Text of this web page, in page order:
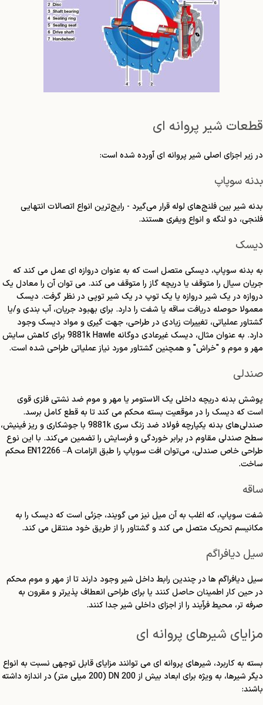
قطعات شیر ​​پروانه ای
در زیر اجزای اصلی شیر پروانه ای آورده شده است:
بدنه سوپاپ
بدنه شیر بین فلنج‌های لوله قرار می‌گیرد - رایج‌ترین انواع اتصالات انتهایی
فلنجی، دو لنگه و انواع ویفری هستند.
دیسک
به بدنه سوپاپ، دیسکی متصل است که به عنوان دروازه ای عمل می کند که
جریان سیال را متوقف یا دریچه گاز را متوقف می کند. می توان آن را معادل یک
دروازه در یک شیر دروازه یا یک توپ در یک شیر توپی در نظر گرفت. دیسک
معمولا حوصله دریافت ساقه یا شفت را دارد. برای بهبود جریان، آب بندی و/یا
گشتاور عملیاتی، تغییرات زیادی در طراحی، جهت گیری و مواد دیسک وجود
دارد. به عنوان مثال، دیسک غیرعادی دوگانه 9881k Hawle برای کاهش سایش
مهر و موم و "خراش" و همچنین گشتاور مورد نیاز عملیاتی طراحی شده است.
صندلی
پوشش بدنه دریچه داخلی یک الاستومر یا مهر و موم ضد نشتی فلزی قوی
است که دیسک را در موقعیت بسته محکم می کند تا به قطع کامل برسد.
صندلی‌های بدنه یکپارچه فولاد ضد زنگ سری 9881k با جوشکاری و ریز فینیش،
سطح صندلی مقاوم در برابر خوردگی و فرسایش را تضمین می‌کند. با این نوع
طراحی خاص صندلی، می‌توان افت سوپاپ را طبق الزامات EN12266 –A محکم
ساخت.
ساقه
شفت سوپاپ، که اغلب به آن میل نیز می گویند، جزئی است که دیسک را به
مکانیسم تحریک متصل می کند و گشتاور را از طریق خود منتقل می کند.
سیل دیافراگم
سیل دیافراگم ها در چندین رابط داخل شیر وجود دارند تا از مهر و موم محکم
در حین کار اطمینان حاصل کنند یا برای طراحی انعطاف پذیرتر و مقرون به
صرفه تر، محیط فرآیند را از اجزای داخلی شیر جدا کنند.
مزایای شیرهای پروانه ای
بسته به کاربرد، شیرهای پروانه ای می توانند مزایای قابل توجهی نسبت به انواع
دیگر شیرها، به ویژه برای ابعاد بیش از 200 DN (200 میلی متر) در اندازه داشته
باشند: